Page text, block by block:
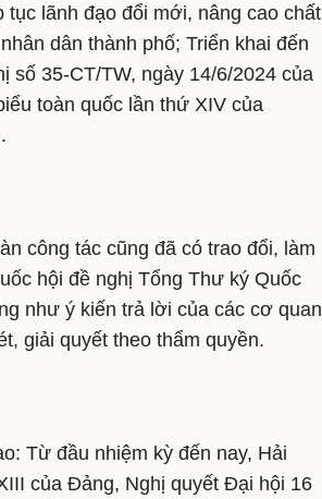
lãnh đạo đổi mới, nâng cao chất
dân thành phố; Triển khai đến
số 35-CT/TW, ngày 14/6/2024 của
toàn quốc lần thứ XIV của
công tác cũng đã có trao đổi, làm
hội đề nghị Tổng Thư ký Quốc
như ý kiến trả lời của các cơ quan
giải quyết theo thẩm quyền.
Từ đầu nhiệm kỳ đến nay, Hải
của Đảng, Nghị quyết Đại hội 16